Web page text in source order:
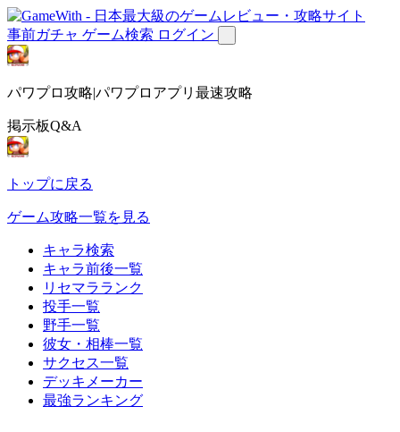
事前ガチャ ゲーム検索 ログイン
パワプロ攻略|パワプロアプリ最速攻略
掲示板Q&A
トップに戻る
ゲーム攻略一覧を見る
キャラ検索
キャラ前後一覧
リセマラランク
投手一覧
野手一覧
彼女・相棒一覧
サクセス一覧
デッキメーカー
最強ランキング